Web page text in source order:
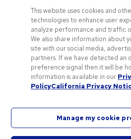
Termini d'uso
Condizioni di vendita
Lavorare in Pens.com
Offerte e risorse
Gadget personalizzati
Codici promozionali e coupon
Spunti Grafici Personalizzazione
This website uses cookies and
technologies to enhance user
analyze performance and traffic
We also share information about
site with our social media,
partners. If we have detected an
preference signal then it will be
information is available in our
PolicyCalifornia Privacy
Manage my cookie